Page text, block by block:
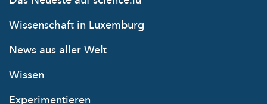
Wissenschaft in Luxemburg
News aus aller Welt
Wissen
Experimentieren